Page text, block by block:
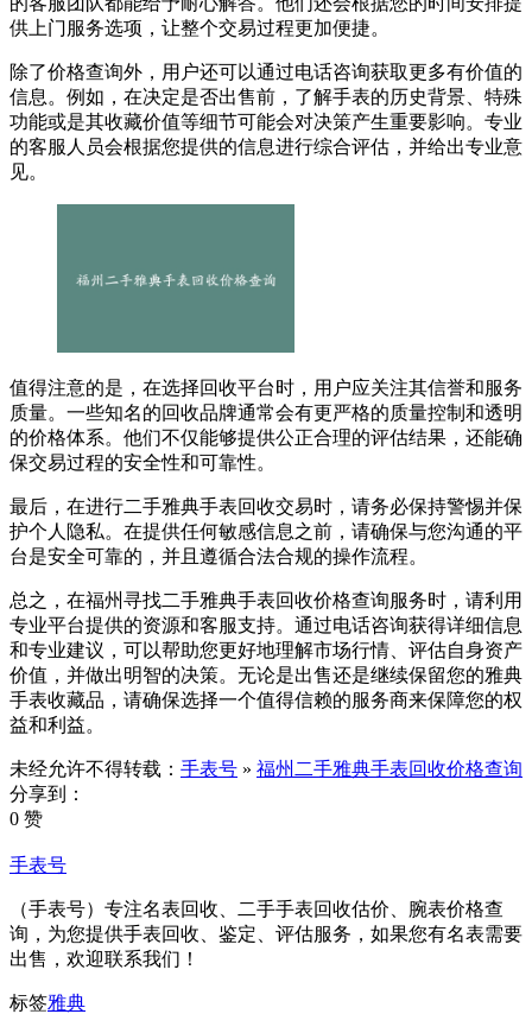
供上门服务选项，让整个交易过程更加便捷。
除了价格查询外，用户还可以通过电话咨询获取更多有价值的
信息。例如，在决定是否出售前，了解手表的历史背景、特殊
功能或是其收藏价值等细节可能会对决策产生重要影响。专业
的客服人员会根据您提供的信息进行综合评估，并给出专业意
见。
值得注意的是，在选择回收平台时，用户应关注其信誉和服务
质量。一些知名的回收品牌通常会有更严格的质量控制和透明
的价格体系。他们不仅能够提供公正合理的评估结果，还能确
保交易过程的安全性和可靠性。
最后，在进行二手雅典手表回收交易时，请务必保持警惕并保
护个人隐私。在提供任何敏感信息之前，请确保与您沟通的平
台是安全可靠的，并且遵循合法合规的操作流程。
总之，在福州寻找二手雅典手表回收价格查询服务时，请利用
专业平台提供的资源和客服支持。通过电话咨询获得详细信息
和专业建议，可以帮助您更好地理解市场行情、评估自身资产
价值，并做出明智的决策。无论是出售还是继续保留您的雅典
手表收藏品，请确保选择一个值得信赖的服务商来保障您的权
益和利益。
未经允许不得转载： 手表号 » 福州二手雅典手表回收价格查询
分享到：
0 赞
手表号
（手表号）专注名表回收、二手手表回收估价、腕表价格查
询，为您提供手表回收、鉴定、评估服务，如果您有名表需要
出售，欢迎联系我们！
标签雅典